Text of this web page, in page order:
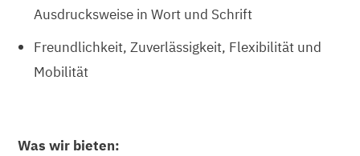
Ausdrucksweise in Wort und Schrift
Freundlichkeit, Zuverlässigkeit, Flexibilität und
Mobilität
Was wir bieten: